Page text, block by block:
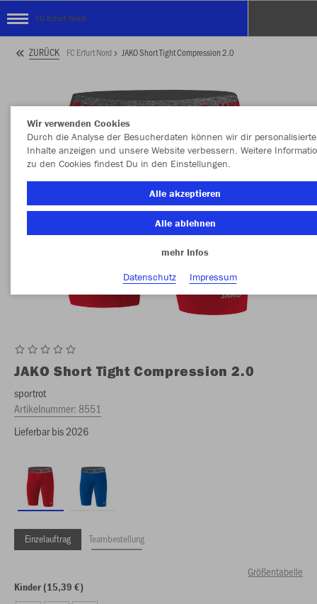
FC Erfurt Nord
ZURÜCK FC Erfurt Nord JAKO Short Tight Compression 2.0
JAKO Short Tight Compression 2.0
sportrot
Artikelnummer:8551
Lieferbar bis 2026
Einzelauftrag Teambestellung
Größentabelle
Kinder (15,39 €)
Wir verwenden Cookies
Durch die Analyse der Besucherdaten können wir dir personalisierte
Inhalte anzeigen und unsere Website verbessern. Weitere
zu den Cookies findest Du in den Einstellungen.
Alle akzeptieren
Alle ablehnen
mehr Infos
Datenschutz
Impressum